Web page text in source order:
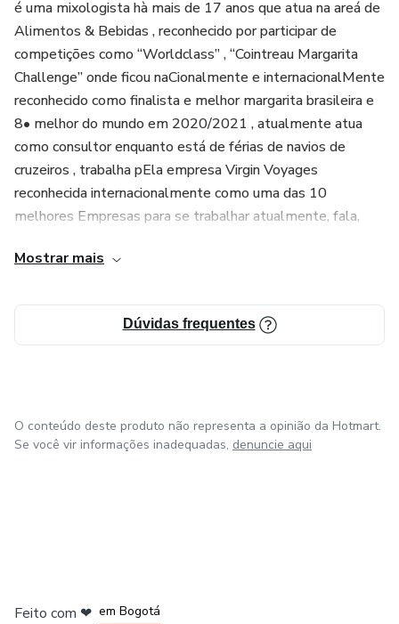
é uma mixologista hà mais de 17 anos que atua na areá de
Alimentos & Bebidas , reconhecido por participar de
competições como “Worldclass” , “Cointreau Margarita
Challenge” onde ficou naCionalmente e internacionalMente
reconhecido como finalista e melhor margarita brasileira e
8• melhor do mundo em 2020/2021 , atualmente atua
como consultor enquanto está de férias de navios de
cruzeiros , trabalha pEla empresa Virgin Voyages
reconhecida internacionalmente como uma das 10
melhores Empresas para se trabalhar atualmente, fala,
a ajudar bares e estabelecimentos à melhorar
outras empresas.
Formado pela IBA ( International Bartender Association)
em Nova York
Mostrar mais
Dúvidas frequentes
O conteúdo deste produto não representa a opinião da Hotmart.
Se você vir informações inadequadas, denuncie aqui
Feito com ❤ em Bogotá